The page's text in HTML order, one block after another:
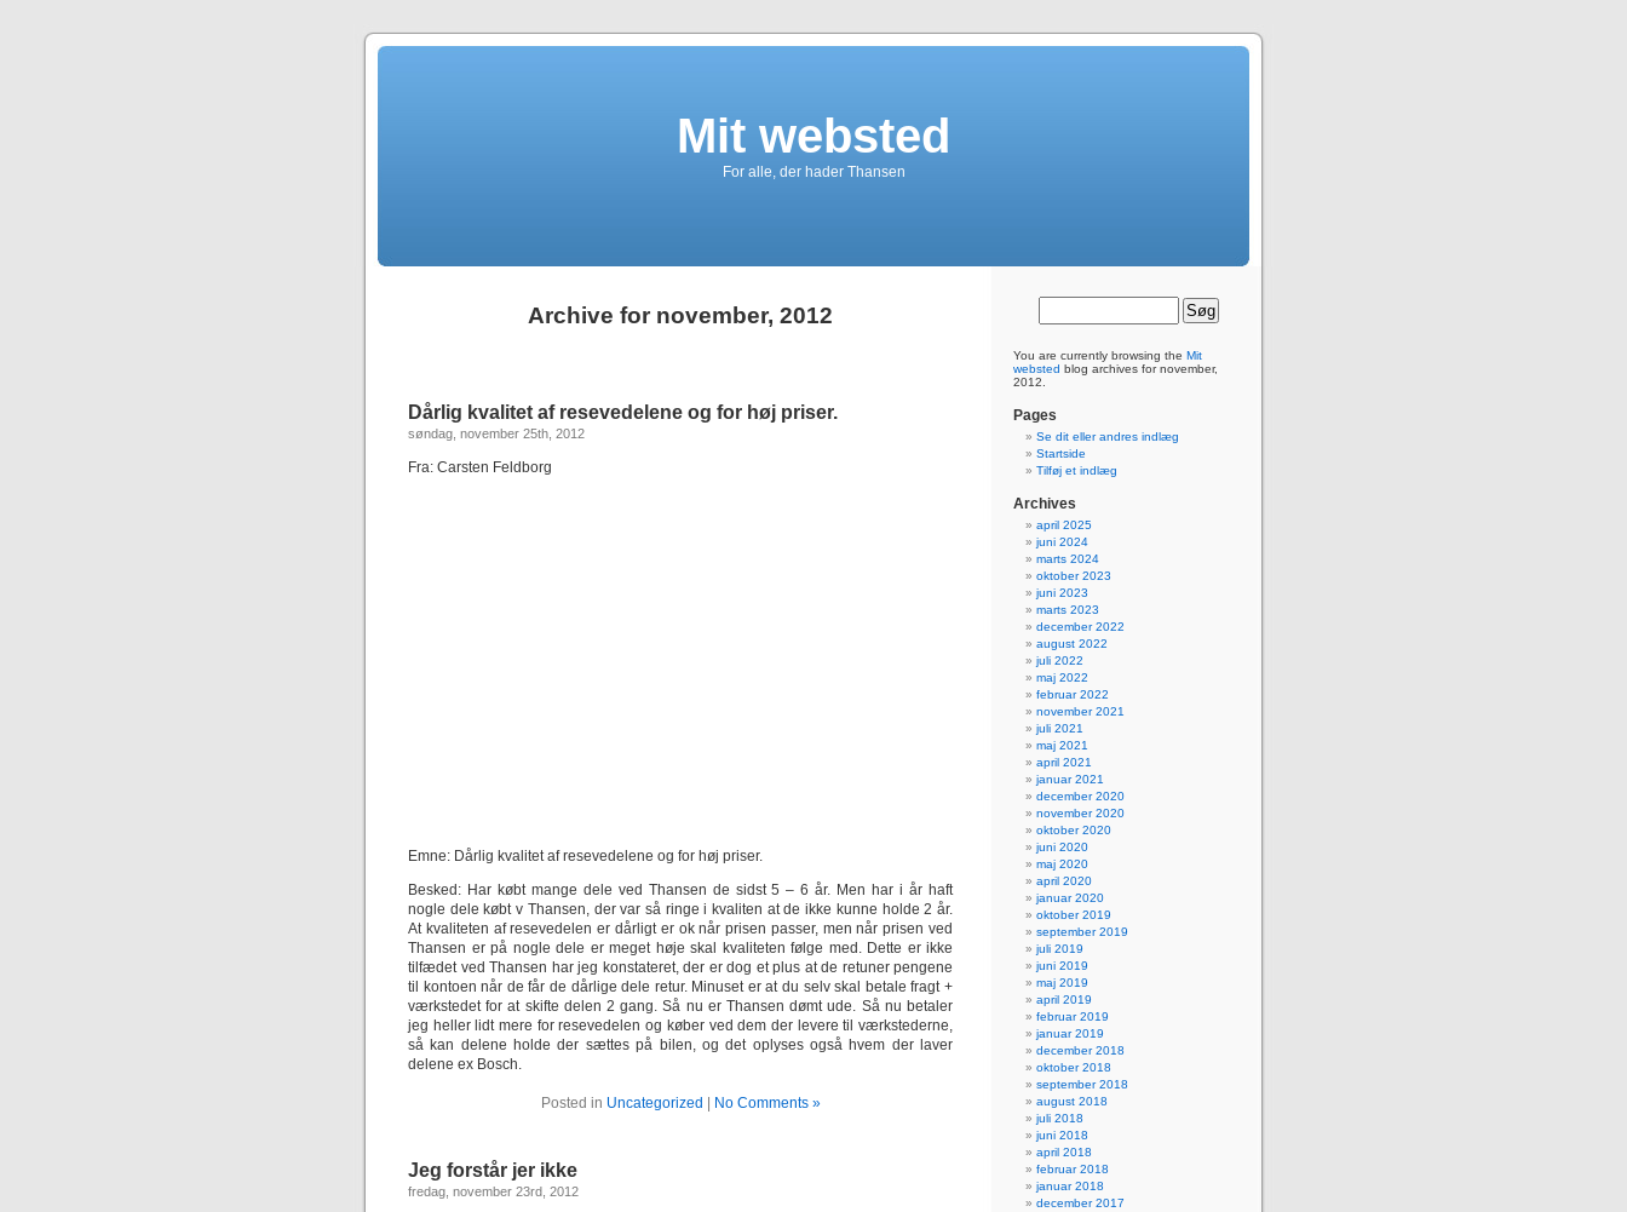
Mit websted
For alle, der hader Thansen
Archive for november, 2012
Dårlig kvalitet af resevedelene og for høj priser.
søndag, november 25th, 2012
Fra: Carsten Feldborg
Emne: Dårlig kvalitet af resevedelene og for høj priser.
Besked: Har købt mange dele ved Thansen de sidst 5 – 6 år. Men har i år haft
nogle dele købt v Thansen, der var så ringe i kvaliten at de ikke kunne holde 2 år.
At kvaliteten af resevedelen er dårligt er ok når prisen passer, men når prisen ved
Thansen er på nogle dele er meget høje skal kvaliteten følge med. Dette er ikke
tilfædet ved Thansen har jeg konstateret, der er dog et plus at de retuner pengene
til kontoen når de får de dårlige dele retur. Minuset er at du selv skal betale fragt +
værkstedet for at skifte delen 2 gang. Så nu er Thansen dømt ude. Så nu betaler
jeg heller lidt mere for resevedelen og køber ved dem der levere til værkstederne,
så kan delene holde der sættes på bilen, og det oplyses også hvem der laver
delene ex Bosch.
Posted in Uncategorized No Comments »
Jeg forstår jer ikke
fredag, november 23rd, 2012
You are currently browsing the Mit
websted blog archives for november,
2012.
Pages
Se dit eller andres indlæg
Startside
Tilføj et indlæg
Archives
april 2025
juni 2024
marts 2024
oktober 2023
juni 2023
marts 2023
december 2022
august 2022
juli 2022
maj 2022
februar 2022
november 2021
juli 2021
maj 2021
april 2021
januar 2021
december 2020
november 2020
oktober 2020
juni 2020
maj 2020
april 2020
januar 2020
oktober 2019
september 2019
juli 2019
juni 2019
maj 2019
april 2019
februar 2019
januar 2019
december 2018
oktober 2018
september 2018
august 2018
juli 2018
juni 2018
april 2018
februar 2018
januar 2018
december 2017